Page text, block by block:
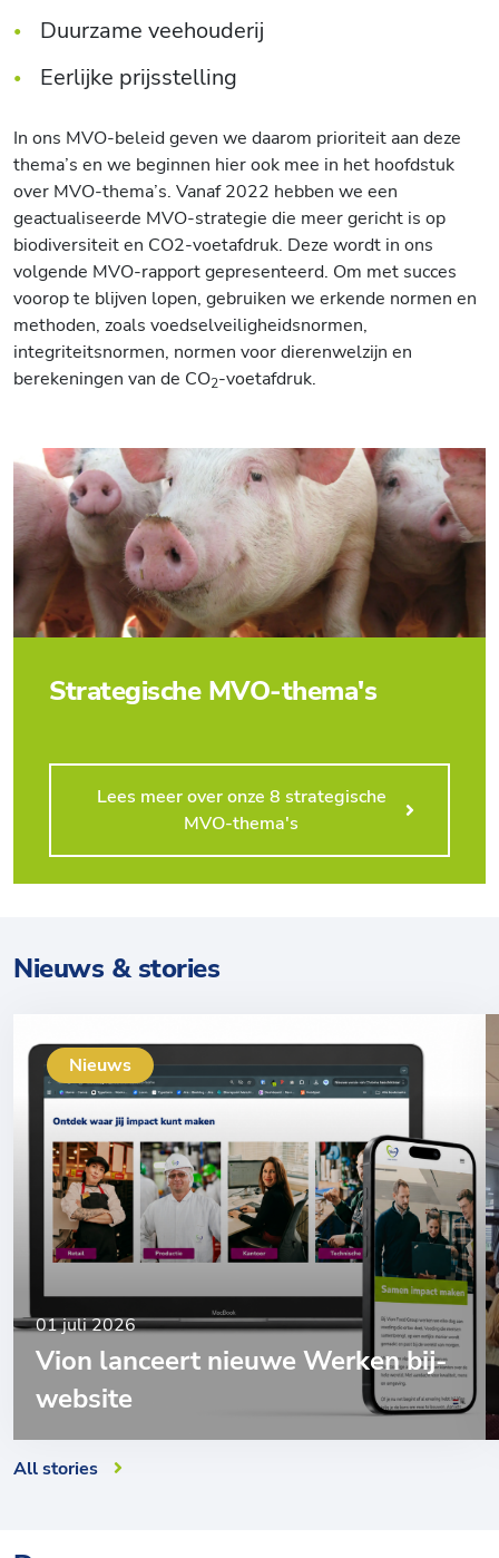
Duurzame veehouderij
Eerlijke prijsstelling
In ons MVO-beleid geven we daarom prioriteit aan deze
thema’s en we beginnen hier ook mee in het hoofdstuk
over MVO-thema’s. Vanaf 2022 hebben we een
geactualiseerde MVO-strategie die meer gericht is op
biodiversiteit en CO2-voetafdruk. Deze wordt in ons
volgende MVO-rapport gepresenteerd. Om met succes
voorop te blijven lopen, gebruiken we erkende normen en
methoden, zoals voedselveiligheidsnormen,
integriteitsnormen, normen voor dierenwelzijn en
berekeningen van de CO2-voetafdruk.
Strategische MVO-thema's
Lees meer over onze 8 strategische
MVO-thema's
Nieuws & stories
Nieuws
01 juli 2026
Vion lanceert nieuwe Werken bij-
website
All stories